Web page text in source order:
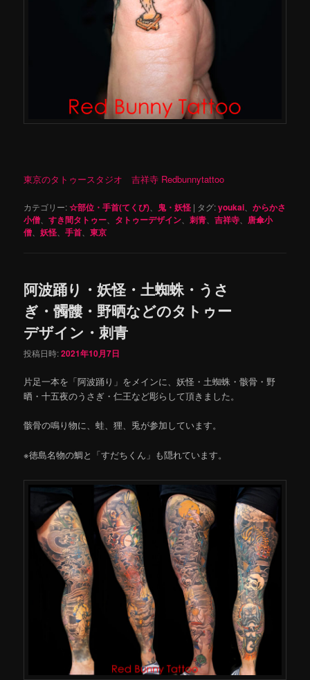
東京のタトゥースタジオ 吉祥寺 Redbunnytattoo
カテゴリー:☆部位・手首(てくび) 鬼・妖怪 | タグ:youkai 、からかさ
小僧 、すき間タトゥー タトゥーデザイン 、刺青 、吉祥寺
唐傘小
僧 、妖怪 、手首 、東京
阿波踊り・妖怪・土蜘蛛・うさ
ぎ・髑髏・野晒などのタトゥー
デザイン・刺青
投稿日時:2021年10月7日
片足一本を「阿波踊り」をメインに、妖怪・土蜘蛛・骸骨・野
晒・十五夜のうさぎ・仁王など彫らして頂きました。
骸骨の鳴り物に、蛙、狸、兎が参加しています。
※徳島名物の鯛と「すだちくん」も隠れています。